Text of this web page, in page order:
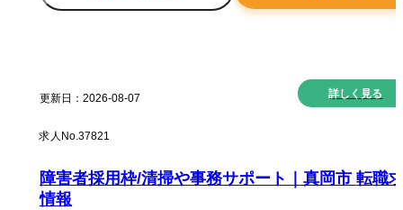
更新日： 2026-08-07
求人No.37821
詳しく見る
障害者採用枠/清掃や事務サポート｜真岡市 転職
情報